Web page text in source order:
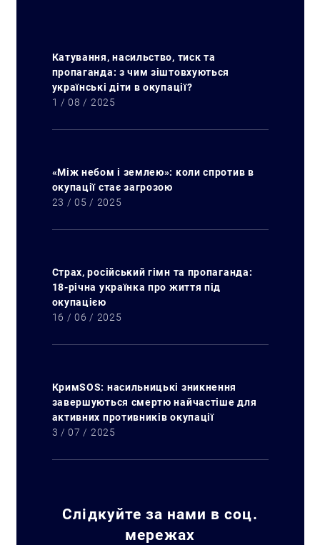
Искать:
Катування, насильство, тиск та
пропаганда: з чим зіштовхуються
українські діти в окупації?
1 / 08 / 2025
«Між небом і землею»: коли спротив в
окупації стає загрозою
23 / 05 / 2025
Страх, російський гімн та пропаганда:
18-річна українка про життя під
окупацією
16 / 06 / 2025
КримSOS: насильницькі зникнення
завершуються смертю найчастіше для
активних противників окупації
3 / 07 / 2025
Слідкуйте за нами в соц.
мережах